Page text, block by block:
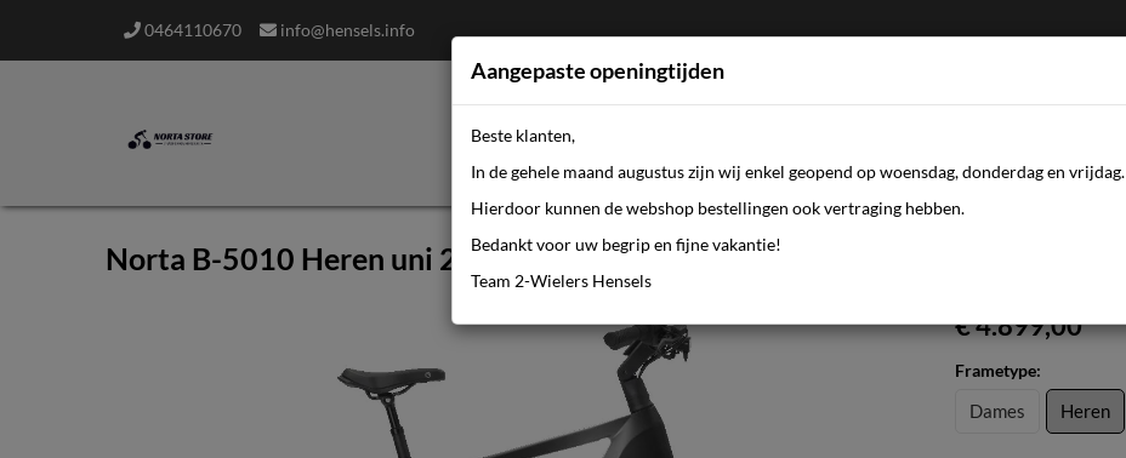
0464110670 info@hensels.info
Norta B-5010 Heren uni 2026
€ 4.899,00
Frametype:
Dames Heren
Aangepaste openingtijden
Beste klanten,
In de gehele maand augustus zijn wij enkel geopend op woensdag, donderdag en vrijdag.
Hierdoor kunnen de webshop bestellingen ook vertraging hebben.
Bedankt voor uw begrip en fijne vakantie!
Team 2-Wielers Hensels